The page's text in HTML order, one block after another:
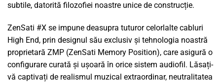
subtile, datorită filozofiei noastre unice de construcție.
ZenSati #X se impune deasupra tuturor celorlalte cabluri
High End, prin designul său exclusiv și tehnologia noastră
proprietară ZMP (ZenSati Memory Position), care asigură o
configurare curată și ușoară în orice sistem audiofil. Lăsați-
vă captivați de realismul muzical extraordinar, neutralitatea